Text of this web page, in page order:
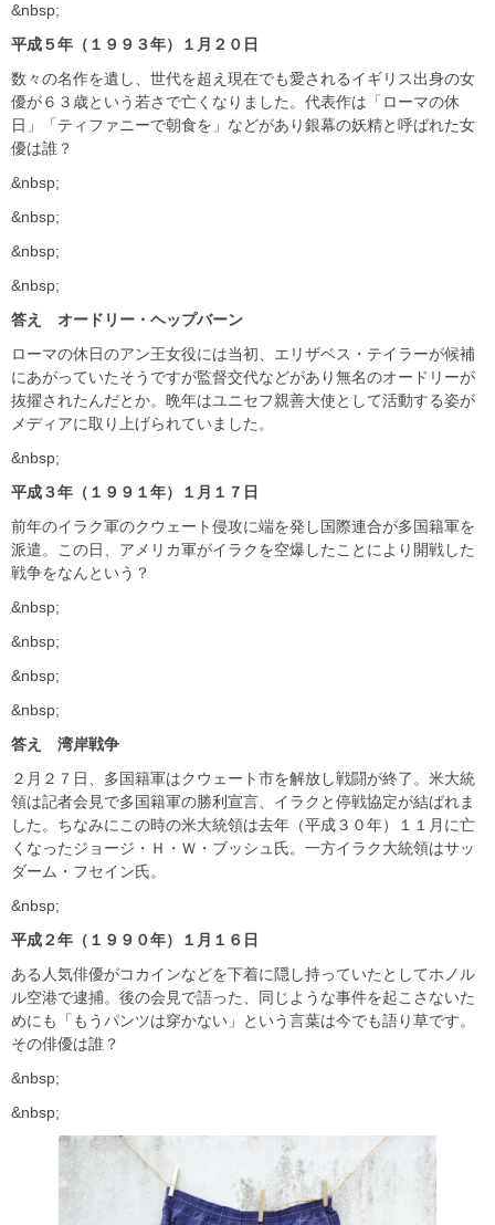
&nbsp;
平成５年（１９９３年）１月２０日
数々の名作を遺し、世代を超え現在でも愛されるイギリス出身の女
優が６３歳という若さで亡くなりました。代表作は「ローマの休
日」「ティファニーで朝食を」などがあり銀幕の妖精と呼ばれた女
優は誰？
&nbsp;
&nbsp;
&nbsp;
&nbsp;
答え オードリー・ヘップバーン
ローマの休日のアン王女役には当初、エリザベス・テイラーが候補
にあがっていたそうですが監督交代などがあり無名のオードリーが
抜擢されたんだとか。晩年はユニセフ親善大使として活動する姿が
メディアに取り上げられていました。
&nbsp;
平成３年（１９９１年）１月１７日
前年のイラク軍のクウェート侵攻に端を発し国際連合が多国籍軍を
派遣。この日、アメリカ軍がイラクを空爆したことにより開戦した
戦争をなんという？
&nbsp;
&nbsp;
&nbsp;
&nbsp;
答え 湾岸戦争
２月２７日、多国籍軍はクウェート市を解放し戦闘が終了。米大統
領は記者会見で多国籍軍の勝利宣言、イラクと停戦協定が結ばれま
した。ちなみにこの時の米大統領は去年（平成３０年）１１月に亡
くなったジョージ・Ｈ・Ｗ・ブッシュ氏。一方イラク大統領はサッ
ダーム・フセイン氏。
&nbsp;
平成２年（１９９０年）１月１６日
ある人気俳優がコカインなどを下着に隠し持っていたとしてホノル
ル空港で逮捕。後の会見で語った、同じような事件を起こさないた
めにも「もうパンツは穿かない」という言葉は今でも語り草です。
その俳優は誰？
&nbsp;
&nbsp;